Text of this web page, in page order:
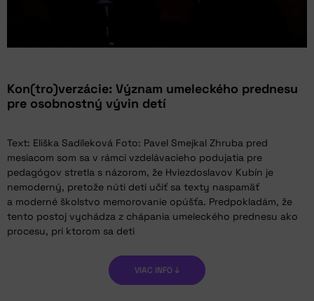
Kon(tro)verzácie: Význam umeleckého prednesu
pre osobnostný vývin detí
Text: Eliška Sadíleková Foto: Pavel Smejkal Zhruba pred
mesiacom som sa v rámci vzdelávacieho podujatia pre
pedagógov stretla s názorom, že Hviezdoslavov Kubín je
nemoderný, pretože núti deti učiť sa texty naspamäť
a moderné školstvo memorovanie opúšťa. Predpokladám, že
tento postoj vychádza z chápania umeleckého prednesu ako
procesu, pri ktorom sa deti
VIAC INFO ↓